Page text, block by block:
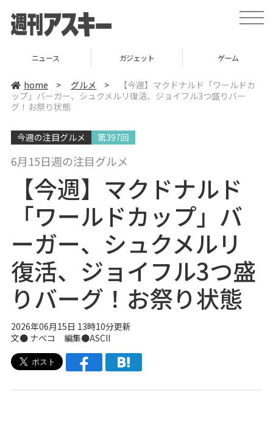
t
o
v
ニュース ガジェット ゲーム
home > グルメ >
【今週】マクドナルド「ワールドカ
ップ」バーガー、シュクメルリ復活、ジョイフル3つ盛りバー
グ！お祭り状態
今週の注目グルメ 第397回
6月15日週の注目グルメ
【今週】マクドナルド
「ワールドカップ」バ
ーガー、シュクメルリ
復活、ジョイフル3つ盛
りバーグ！お祭り状態
2026年06月15日 13時10分更新
文● ナベコ 編集●ASCII